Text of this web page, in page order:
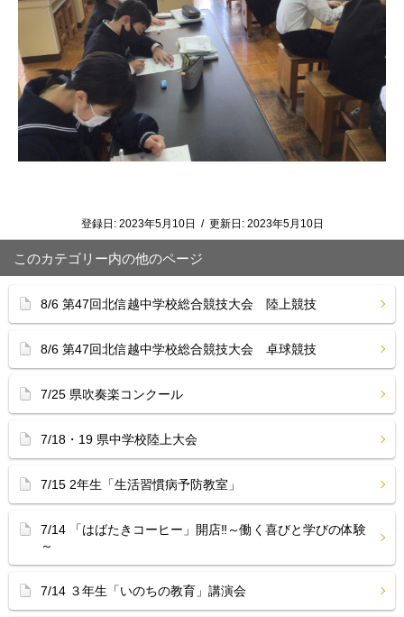
登録日: 2023年5月10日 / 更新日: 2023年5月10日
このカテゴリー内の他のページ
8/6 第47回北信越中学校総合競技大会 陸上競技
8/6 第47回北信越中学校総合競技大会 卓球競技
7/25 県吹奏楽コンクール
7/18・19 県中学校陸上大会
7/15 2年生「生活習慣病予防教室」
7/14 「はばたきコーヒー」開店‼︎～働く喜びと学びの体験
～
7/14 ３年生「いのちの教育」講演会